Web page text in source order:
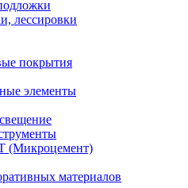
лессировки
покрытия
элементы
(Микроцемент)
материалов